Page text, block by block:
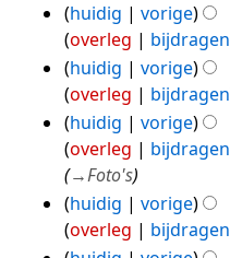
k
i
n
g
s
s
a
m
e
n
b
e
w
e
r
k
i
n
g
e
e
n
b
e
w
e
r
k
4
sep
2016
huidig vorige
overleg
bijdragen
G
e
e
n
b
e
w
e
huidig vorige
overleg
bijdragen
G
e
e
n
b
e
huidig vorige
overleg
bijdragen
→Foto's
huidig
vorige
overleg
bijdragen